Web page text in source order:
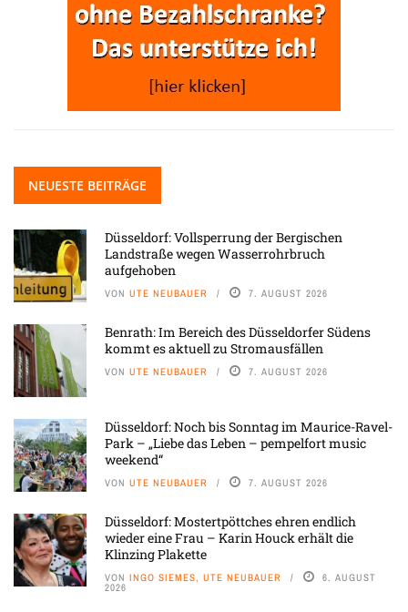
NEUESTE BEITRÄGE
Düsseldorf: Vollsperrung der Bergischen
Landstraße wegen Wasserrohrbruch
aufgehoben
VON UTE NEUBAUER 7. AUGUST 2026
Benrath: Im Bereich des Düsseldorfer Südens
kommt es aktuell zu Stromausfällen
VON UTE NEUBAUER 7. AUGUST 2026
Düsseldorf: Noch bis Sonntag im Maurice-Ravel-
Park – „Liebe das Leben – pempelfort music
weekend“
VON UTE NEUBAUER 7. AUGUST 2026
Düsseldorf: Mostertpöttches ehren endlich
wieder eine Frau – Karin Houck erhält die
Klinzing Plakette
VON INGO SIEMES, UTE NEUBAUER 6. AUGUST
2026